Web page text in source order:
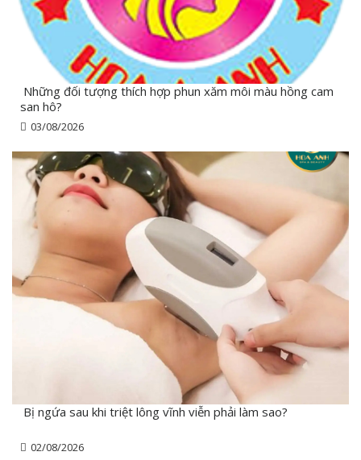
Những đối tượng thích hợp phun xăm môi màu hồng cam
san hô?
03/08/2026
Bị ngứa sau khi triệt lông vĩnh viễn phải làm sao?
02/08/2026